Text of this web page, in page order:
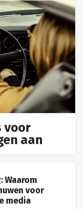
voor
aan
Waarom
voor
media